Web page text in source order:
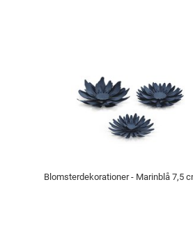
Blomsterdekorationer - Marinblå 7,5